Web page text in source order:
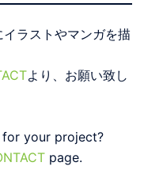
ラストやマンガを描
より、お願い致し
your project?
page.